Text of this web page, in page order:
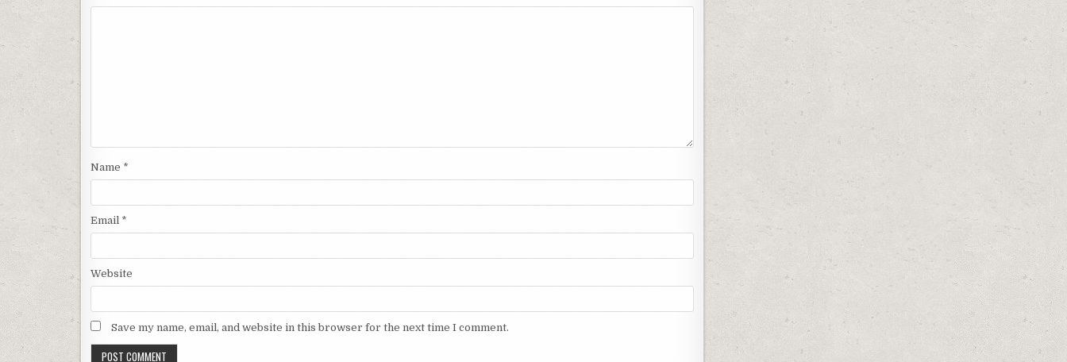
Name *
Email *
Website
Save my name, email, and website in this browser for the next time I comment.